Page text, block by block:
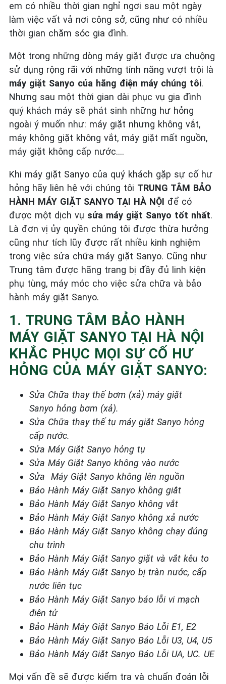
em có nhiều thời gian nghỉ ngơi sau một ngày
làm việc vất vả nơi công sở, cũng như có nhiều
thời gian chăm sóc gia đình.
Một trong những dòng máy giặt được ưa chuộng
sử dụng rộng rãi với những tính năng vượt trội là
máy giặt Sanyo của hãng điện máy chúng tôi.
Nhưng sau một thời gian dài phục vụ gia đình
quý khách máy sẽ phát sinh những hư hỏng
ngoài ý muốn như: máy giặt nhưng không vắt,
máy không giặt không vắt, máy giặt mất nguồn,
máy giặt không cấp nước….
Khi máy giặt Sanyo của quý khách gặp sự cố hư
hỏng hãy liên hệ với chúng tôi TRUNG TÂM BẢO
HÀNH MÁY GIẶT SANYO TẠI HÀ NỘI để có
được một dịch vụ sửa máy giặt Sanyo tốt nhất.
Là đơn vị ủy quyền chúng tôi được thừa hưởng
cũng như tích lũy được rất nhiều kinh nghiệm
trong việc sửa chữa máy giặt Sanyo. Cũng như
Trung tâm được hãng trang bị đầy đủ linh kiện
phụ tùng, máy móc cho việc sửa chữa và bảo
hành máy giặt Sanyo.
1. TRUNG TÂM BẢO HÀNH
MÁY GIẶT SANYO TẠI HÀ NỘI
KHẮC PHỤC MỌI SỰ CỐ HƯ
HỎNG CỦA MÁY GIẶT SANYO:
Sửa Chữa thay thế bơm (xả) máy giặt
Sanyo hỏng bơm (xả).
Sửa Chữa thay thế tụ máy giặt Sanyo hỏng
cấp nước.
Sửa Máy Giặt Sanyo hỏng tụ
Sửa Máy Giặt Sanyo không vào nước
Sửa Máy Giặt Sanyo không lên nguồn
Bảo Hành Máy Giặt Sanyo không giắt
Bảo Hành Máy Giặt Sanyo không vắt
Bảo Hành Máy Giặt Sanyo không xả nước
Bảo Hành Máy Giặt Sanyo không chạy đúng
chu trình
Bảo Hành Máy Giặt Sanyo giặt và vắt kêu to
Bảo Hành Máy Giặt Sanyo bị tràn nước, cấp
nước liên tục
Bảo Hành Máy Giặt Sanyo báo lỗi vi mạch
điện tử
Bảo Hành Máy Giặt Sanyo Báo Lỗi E1, E2
Bảo Hành Máy Giặt Sanyo Báo Lỗi U3, U4, U5
Bảo Hành Máy Giặt Sanyo Báo Lỗi UA, UC. UE
Mọi vấn đề sẽ được kiểm tra và chuẩn đoán lỗi